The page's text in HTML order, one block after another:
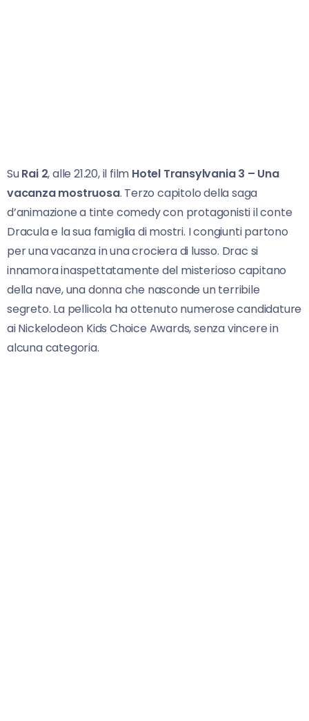
SuRai 2, alle 21.20, il film Hotel Transylvania 3 – Una
vacanza mostruosa. Terzo capitolo della saga
d’animazione a tinte comedy con protagonisti il conte
Dracula e la sua famiglia di mostri. I congiunti partono
per una vacanza in una crociera di lusso. Drac si
innamora inaspettatamente del misterioso capitano
della nave, una donna che nasconde un terribile
segreto. La pellicola ha ottenuto numerose candidature
ai Nickelodeon Kids Choice Awards, senza vincere in
alcuna categoria.